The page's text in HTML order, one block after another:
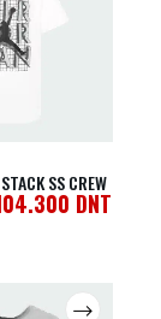
SS CREW
DNT